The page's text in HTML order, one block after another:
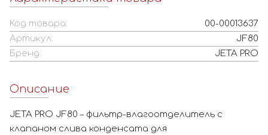
Код товара:
00-00013637
Артикул:
JF80
Бренд:
JETA PRO
Описание
JETA PRO JF80 – фильтр-влагоотделитель с
клапаном слива конденсата для